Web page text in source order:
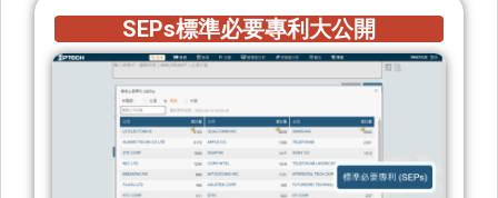
SEPs標準必要專利大公開